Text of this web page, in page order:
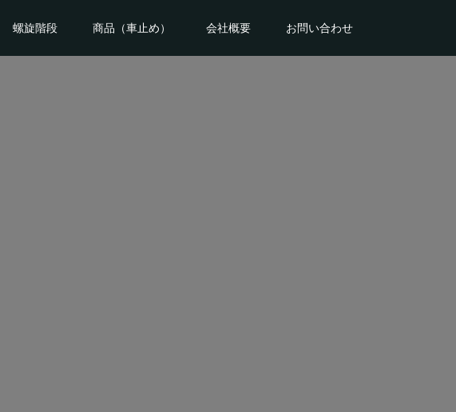
螺旋階段 商品（車止め） 会社概要 お問い合わせ